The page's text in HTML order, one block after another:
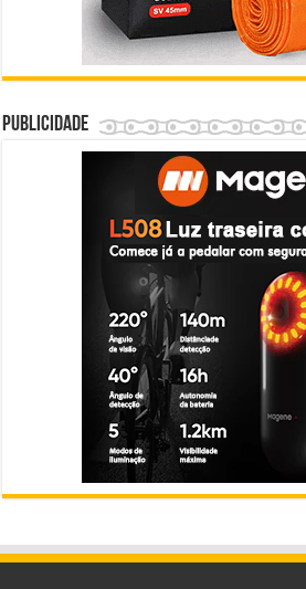
Publicidade